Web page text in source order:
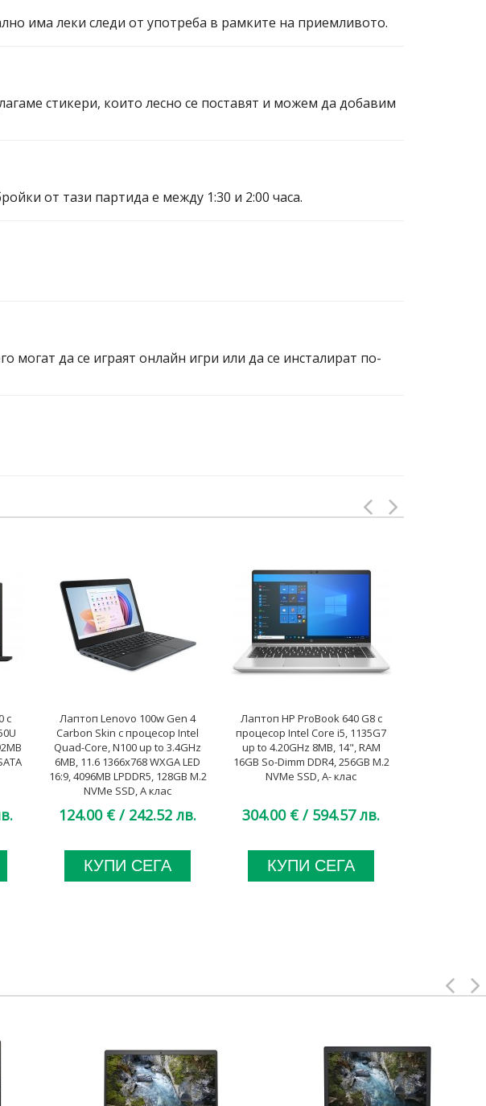
има леки следи от употреба в рамките на приемливото.
стикери, които лесно се поставят и можем да добавим
от тази партида е между 1:30 и 2:00 часа.
могат да се играят онлайн игри или да се инсталират по-
с
Лаптоп Lenovo 100w Gen 4
Carbon Skin с процесор Intel
Quad-Core, N100 up to 3.4GHz
6MB, 11.6 1366x768 WXGA LED
16:9, 4096MB LPDDR5, 128GB M.2
NVMe SSD, A клас
124.00 € / 242.52 лв.
КУПИ СЕГА
Лаптоп HP ProBook 640 G8 с
процесор Intel Core i5, 1135G7
up to 4.20GHz 8MB, 14", RAM
16GB So-Dimm DDR4, 256GB M.2
NVMe SSD, A- клас
304.00 € / 594.57 лв.
КУПИ СЕГА